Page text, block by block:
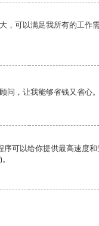
，可以满足我所有的工作
问，让我能够省钱又省心。
序可以给你提供最高速度